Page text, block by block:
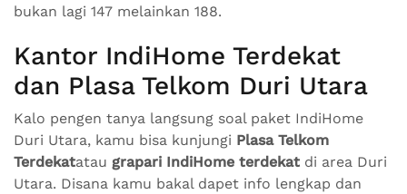
bukan lagi 147 melainkan 188.
Kantor IndiHome Terdekat
dan Plasa Telkom Duri Utara
Kalo pengen tanya langsung soal paket IndiHome
Duri Utara, kamu bisa kunjungi Plasa Telkom
Terdekatatau grapari IndiHome terdekat di area Duri
Utara. Disana kamu bakal dapet info lengkap dan